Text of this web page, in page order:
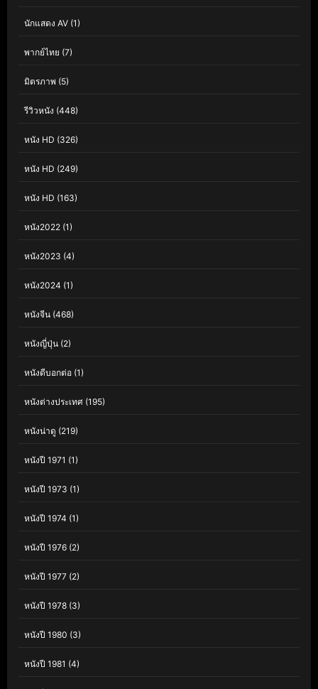
นักแสดง AV (1)
พากย์ไทย (7)
มิตรภาพ (5)
รีวิวหนัง (448)
หนัง HD (326)
หนัง HD (249)
หนัง HD (163)
หนัง2022 (1)
หนัง2023 (4)
หนัง2024 (1)
หนังจีน (468)
หนังญี่ปุ่น (2)
หนังดีบอกต่อ (1)
หนังต่างประเทศ (195)
หนังน่าดู (219)
หนังปี 1971 (1)
หนังปี 1973 (1)
หนังปี 1974 (1)
หนังปี 1976 (2)
หนังปี 1977 (2)
หนังปี 1978 (3)
หนังปี 1980 (3)
หนังปี 1981 (4)